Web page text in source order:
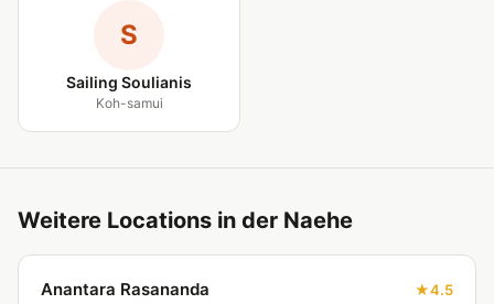
S
Sailing Soulianis
Koh-samui
Weitere Locations in der Naehe
Anantara Rasananda
4.5